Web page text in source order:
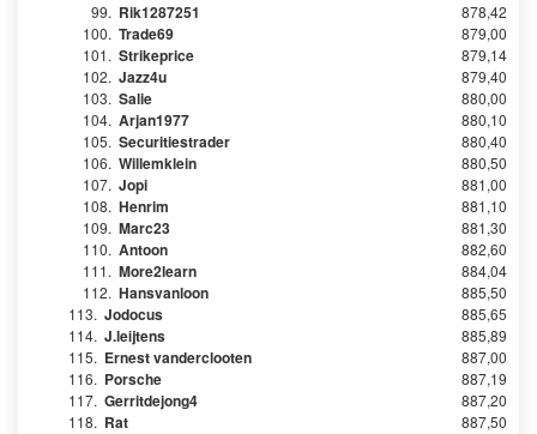
99. Rik1287251
878,42
100. Trade69
879,00
101. Strikeprice
879,14
102. Jazz4u
879,40
103. Salie
880,00
104. Arjan1977
880,10
105. Securitiestrader
880,40
106. Willemklein
880,50
107. Jopi
881,00
108. Henrim
881,10
109. Marc23
881,30
110. Antoon
882,60
111. More2learn
884,04
112. Hansvanloon
885,50
113. Jodocus
885,65
114. J.leijtens
885,89
115. Ernest vanderclooten
887,00
116. Porsche
887,19
117. Gerritdejong4
887,20
118. Rat
887,50